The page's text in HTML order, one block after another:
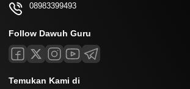
08983399493
Follow Dawuh Guru
Temukan Kami di